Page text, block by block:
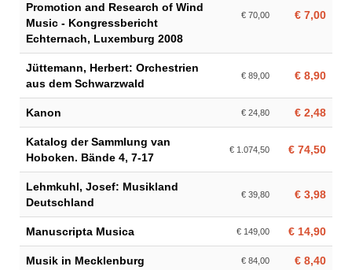
Promotion and Research of Wind
Music - Kongressbericht
Echternach, Luxemburg 2008
€ 70,00 € 7,00
Jüttemann, Herbert: Orchestrien
aus dem Schwarzwald
€ 89,00 € 8,90
Kanon € 24,80 € 2,48
Katalog der Sammlung van
Hoboken. Bände 4, 7-17
€ 1.074,50 € 74,50
Lehmkuhl, Josef: Musikland
Deutschland
€ 39,80 € 3,98
Manuscripta Musica € 149,00 € 14,90
Musik in Mecklenburg € 84,00 € 8,40